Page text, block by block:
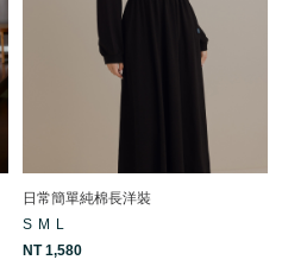
日常簡單純棉長洋裝
S M L
NT 1,580